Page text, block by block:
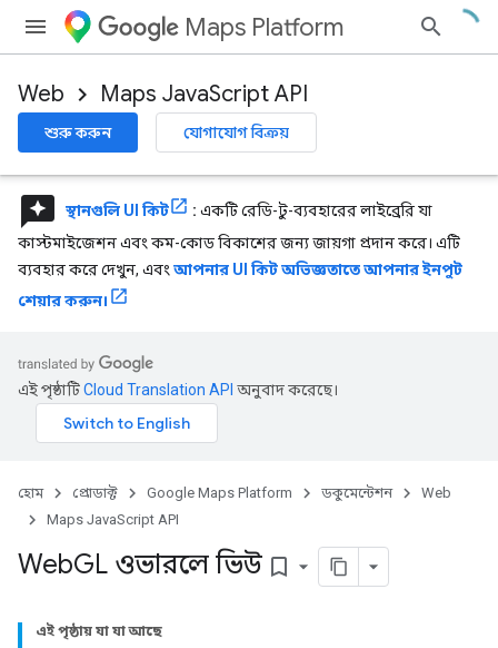
Maps Platform
Web Maps JavaScript API
শুরু করুন যোগাযোগ বিক্রয়
reviews স্থানগুলি UI কিট : একটি রেডি-টু-ব্যবহারের লাইব্রেরি যা
কাস্টমাইজেশন এবং কম-কোড বিকাশের জন্য জায়গা প্রদান করে। এটি
ব্যবহার করে দেখুন, এবংআপনার UI কিট অভিজ্ঞতাতে আপনার ইনপুট
শেয়ার করুন।
এই পৃষ্ঠাটিCloud Translation API অনুবাদ করেছে।
হোম প্রোডাক্ট Google Maps Platform ডকুমেন্টেশন
Web
Maps JavaScript API
WebGL ওভারলে ভিউ bookmark_border
এই পৃষ্ঠায় যা যা আছে